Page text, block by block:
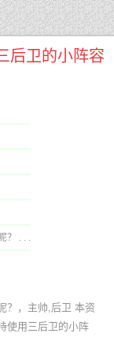
后卫的小阵容
？ . . .
？，主帅,后卫 本资
使用三后卫的小阵